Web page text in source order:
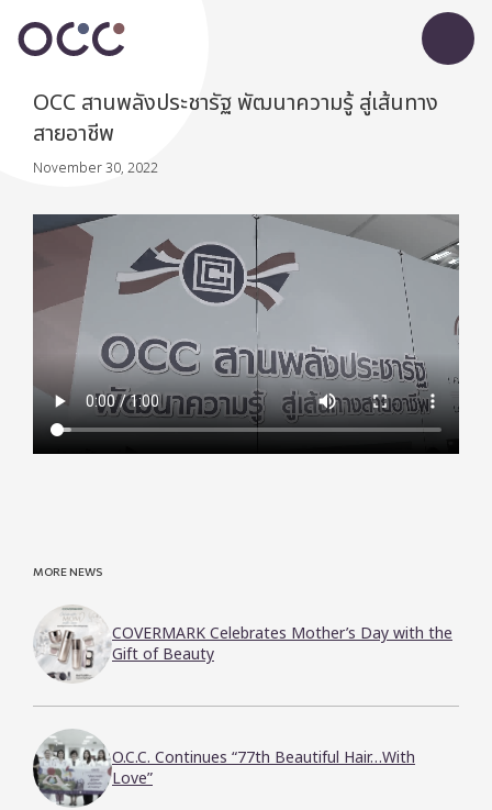
OCC สานพลังประชารัฐ พัฒนาความรู้ สู่เส้นทาง
สายอาชีพ
November 30, 2022
MORE NEWS
COVERMARK Celebrates Mother’s Day with the
Gift of Beauty
O.C.C. Continues “77th Beautiful Hair…With
Love”